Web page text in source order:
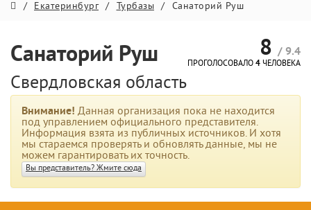
/ Екатеринбург / Турбазы / Санаторий Руш
Санаторий Руш
Свердловская область
8 / 9.4
ПРОГОЛОСОВАЛО 4 ЧЕЛОВЕКА
Внимание! Данная организация пока не находится
под управлением официального представителя.
Информация взята из публичных источников. И хотя
мы стараемся проверять и обновлять данные, мы не
можем гарантировать их точность.
Вы представитель? Жмите сюда